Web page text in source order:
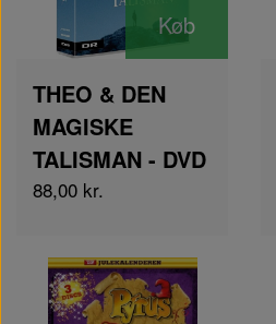
Køb
THEO & DEN
MAGISKE
TALISMAN - DVD
88,00 kr.